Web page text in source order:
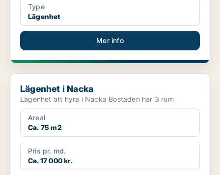
Type
Lägenhet
Mer info
Lägenhet i Nacka
Lägenhet i Nacka
Lägenhet att hyra i Nacka Bostaden har 3 rum
Areal
Ca. 75 m2
Pris pr. md.
Ca. 17 000 kr.